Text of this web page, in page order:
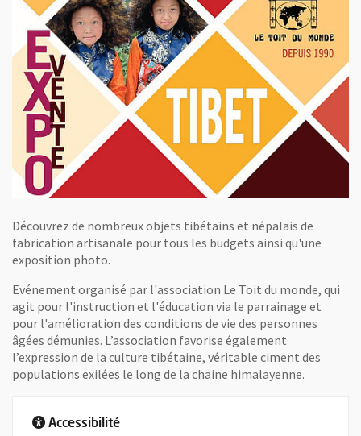
Découvrez de nombreux objets tibétains et népalais de
fabrication artisanale pour tous les budgets ainsi qu'une
exposition photo.
Evénement organisé par l'association Le Toit du monde, qui
agit pour l'instruction et l'éducation via le parrainage et
pour l'amélioration des conditions de vie des personnes
âgées démunies. L’association favorise également
l’expression de la culture tibétaine, véritable ciment des
populations exilées le long de la chaine himalayenne.
Accessibilité